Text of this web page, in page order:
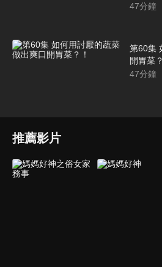
47分鐘
第60集
開胃菜
47分鐘
推薦影片